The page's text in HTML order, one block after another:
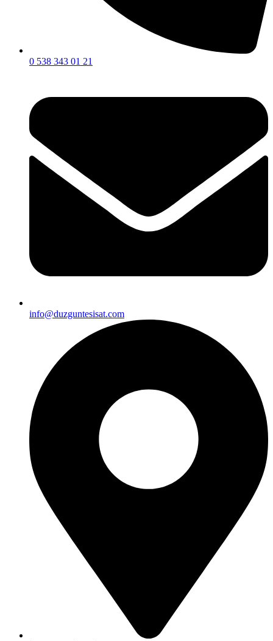
0 538 343 01 21
info@duzguntesisat.com